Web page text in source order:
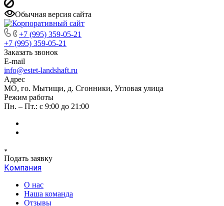
Обычная версия сайта
+7 (995) 359-05-21
+7 (995) 359-05-21
Заказать звонок
E-mail
info@estet-landshaft.ru
Адрес
МО, го. Мытищи, д. Сгонники, Угловая улица
Режим работы
Пн. – Пт.: с 9:00 до 21:00
Подать заявку
Компания
О нас
Наша команда
Отзывы